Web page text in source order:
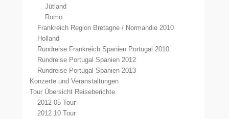
Jütland
Römö
Frankreich Region Bretagne / Normandie 2010
Holland
Rundreise Frankreich Spanien Portugal 2010
Rundreise Portugal Spanien 2012
Rundreise Portugal Spanien 2013
Konzerte und Veranstaltungen
Tour Übersicht Reiseberichte
2012 05 Tour
2012 10 Tour